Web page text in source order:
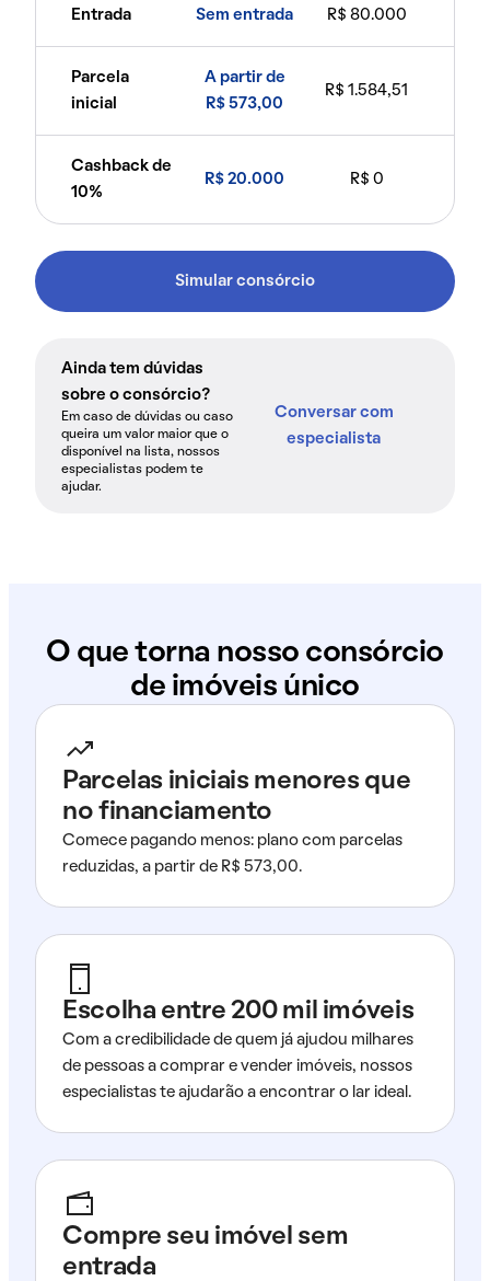
Entrada Sem entrada R$ 80.000
Parcela
inicial
A partir de
R$ 573,00
R$ 1.584,51
Cashback de
10%
R$ 20.000 R$ 0
Simular consórcio
Ainda tem dúvidas
sobre o consórcio?
Em caso de dúvidas ou caso
queira um valor maior que o
disponível na lista, nossos
especialistas podem te
ajudar.
Conversar com
especialista
O que torna nosso consórcio
de imóveis único
Parcelas iniciais menores que
no financiamento
Comece pagando menos: plano com parcelas
reduzidas, a partir de R$ 573,00.
Escolha entre 200 mil imóveis
Com a credibilidade de quem já ajudou milhares
de pessoas a comprar e vender imóveis, nossos
especialistas te ajudarão a encontrar o lar ideal.
Compre seu imóvel sem
entrada